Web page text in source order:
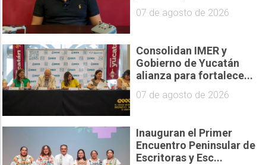
07 de agosto de 2026
Consolidan IMER y
Gobierno de Yucatán
alianza para fortalece...
07 de agosto de 2026
Inauguran el Primer
Encuentro Peninsular de
Escritoras y Esc...